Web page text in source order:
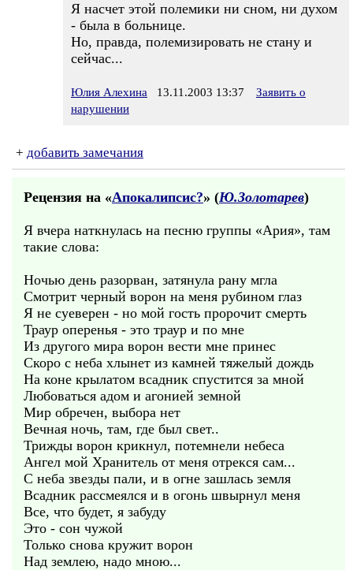
Я насчет этой полемики ни сном, ни духом
- была в больнице.
Но, правда, полемизировать не стану и
сейчас...
Юлия Алехина 13.11.2003 13:37
Заявить о
нарушении
+ добавить замечания
Рецензия на «Апокалипсис?» (Ю.Золотарев)
Я вчера наткнулась на песню группы «Ария», там
такие слова:
Ночью день разорван, затянула рану мгла
Смотрит черный ворон на меня рубином глаз
Я не суеверен - но мой гость пророчит смерть
Траур оперенья - это траур и по мне
Из другого мира ворон вести мне принес
Скоро с неба хлынет из камней тяжелый дождь
На коне крылатом всадник спустится за мной
Любоваться адом и агонией земной
Мир обречен, выбора нет
Вечная ночь, там, где был свет..
Трижды ворон крикнул, потемнели небеса
Ангел мой Хранитель от меня отрекся сам...
С неба звезды пали, и в огне зашлась земля
Всадник рассмеялся и в огонь швырнул меня
Все, что будет, я забуду
Это - сон чужой
Только снова кружит ворон
Над землею, надо мною...